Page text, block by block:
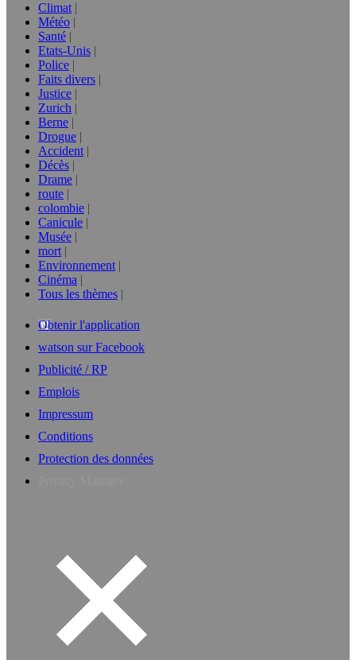
Climat
Météo
Santé
Etats-Unis
Police
Faits divers
Justice
Zurich
Berne
Drogue
Accident
Décès
Drame
route
colombie
Canicule
Musée
mort
Environnement
Cinéma
Tous les thèmes
Obtenir l'application
watson sur Facebook
Publicité / RP
Emplois
Impressum
Conditions
Protection des données